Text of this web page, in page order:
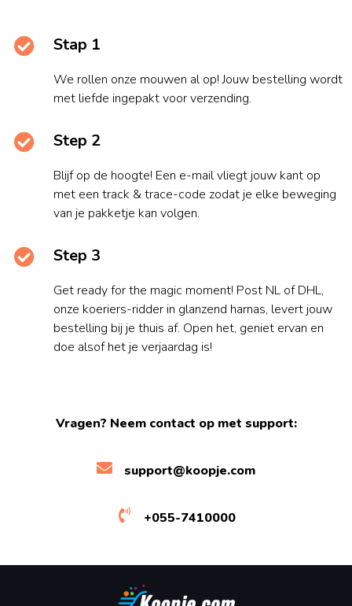
Stap 1
We rollen onze mouwen al op! Jouw bestelling wordt
met liefde ingepakt voor verzending.
Step 2
Blijf op de hoogte! Een e-mail vliegt jouw kant op
met een track & trace-code zodat je elke beweging
van je pakketje kan volgen.
Step 3
Get ready for the magic moment! Post NL of DHL,
onze koeriers-ridder in glanzend harnas, levert jouw
bestelling bij je thuis af. Open het, geniet ervan en
doe alsof het je verjaardag is!
Vragen? Neem contact op met support:
support@koopje.com
+055-7410000